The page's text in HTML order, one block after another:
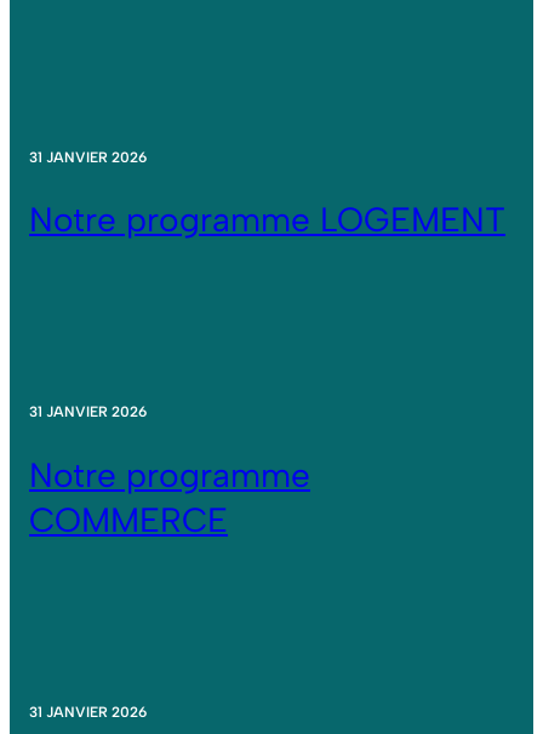
31 JANVIER 2026
Notre programme LOGEMENT
31 JANVIER 2026
Notre programme
COMMERCE
31 JANVIER 2026